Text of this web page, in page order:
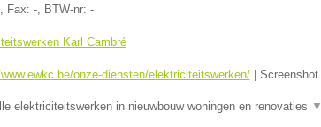
, Fax: -, BTW-nr: -
Karl Cambré
onze-diensten/elektriciteitswerken/| Screenshot
elektriciteitswerken in nieuwbouw woningen en renovaties ▼